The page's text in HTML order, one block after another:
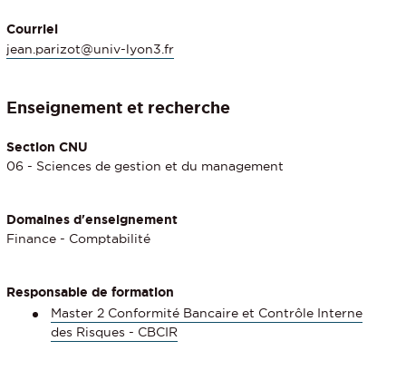
Courriel
jean.parizot@univ-lyon3.fr
Enseignement et recherche
Section CNU
06 - Sciences de gestion et du management
Domaines d'enseignement
Finance - Comptabilité
Responsable de formation
Master 2 Conformité Bancaire et Contrôle Interne
des Risques - CBCIR